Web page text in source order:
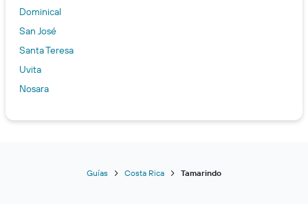
Dominical
San José
Santa Teresa
Uvita
Nosara
Guías Costa Rica Tamarindo